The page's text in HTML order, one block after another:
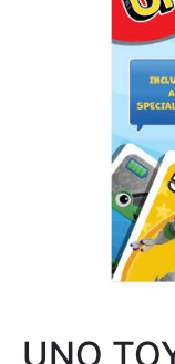
UNO